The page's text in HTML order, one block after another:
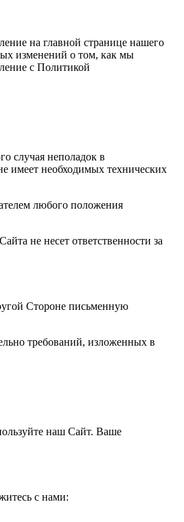
на главной странице нашего
изменений о том, как мы
с Политикой
случая неполадок в
имеет необходимых технических
любого положения
не несет ответственности за
Стороне письменную
требований, изложенных в
наш Сайт. Ваше
с нами: